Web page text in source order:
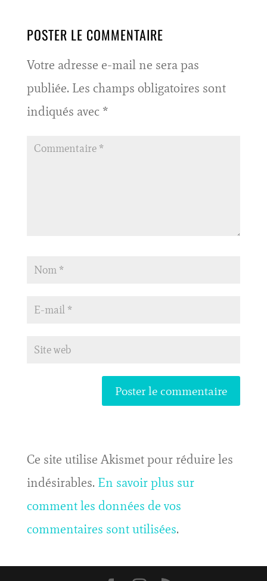
POSTER LE COMMENTAIRE
Votre adresse e-mail ne sera pas
publiée. Les champs obligatoires sont
indiqués avec *
Ce site utilise Akismet pour réduire les
indésirables. En savoir plus sur
comment les données de vos
commentaires sont utilisées.